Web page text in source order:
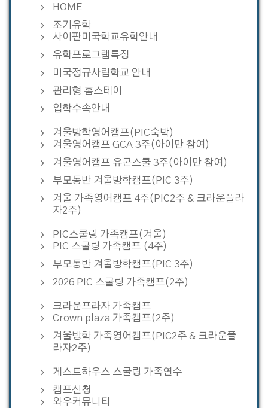
HOME
조기유학
사이판미국학교유학안내
유학프로그램특징
미국정규사립학교 안내
관리형 홈스테이
입학수속안내
겨울방학영어캠프(PIC숙박)
겨울영어캠프 GCA 3주(아이만 참여)
겨울영어캠프 유콘스쿨 3주(아이만 참여)
부모동반 겨울방학캠프(PIC 3주)
겨울 가족영어캠프 4주(PIC2주 & 크라운플라
자2주)
PIC스쿨링 가족캠프(겨울)
PIC 스쿨링 가족캠프 (4주)
부모동반 겨울방학캠프(PIC 3주)
2026 PIC 스쿨링 가족캠프(2주)
크라운프라자 가족캠프
Crown plaza 가족캠프(2주)
겨울방학 가족영어캠프(PIC2주 & 크라운플
라자2주)
게스트하우스 스쿨링 가족연수
캠프신청
와우커뮤니티